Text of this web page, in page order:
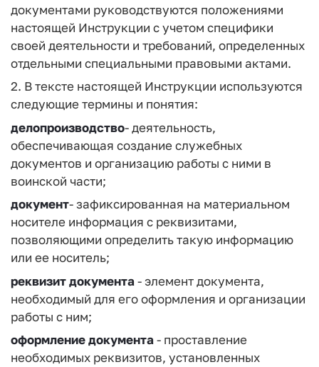
документами руководствуются положениями
настоящей Инструкции с учетом специфики
своей деятельности и требований, определенных
отдельными специальными правовыми актами.
2. В тексте настоящей Инструкции используются
следующие термины и понятия:
делопроизводство- деятельность,
обеспечивающая создание служебных
документов и организацию работы с ними в
воинской части;
документ- зафиксированная на материальном
носителе информация с реквизитами,
позволяющими определить такую информацию
или ее носитель;
реквизит документа- элемент документа,
необходимый для его оформления и организации
работы с ним;
оформление документа- проставление
необходимых реквизитов, установленных